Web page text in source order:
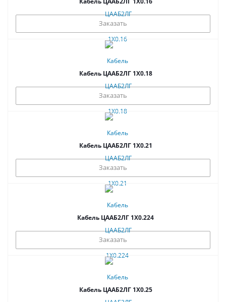
Заказать
Кабель ЦААБ2ЛГ 1Х0.18
Заказать
Кабель ЦААБ2ЛГ 1Х0.21
Заказать
Кабель ЦААБ2ЛГ 1Х0.224
Заказать
Кабель ЦААБ2ЛГ 1Х0.25